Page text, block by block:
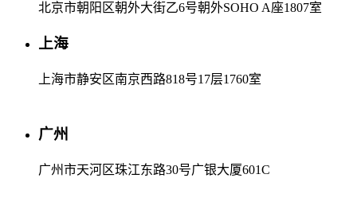
北京市朝阳区朝外大街乙6号朝外SOHO A座1807室
上海
上海市静安区南京西路818号17层1760室
广州
广州市天河区珠江东路30号广银大厦601C